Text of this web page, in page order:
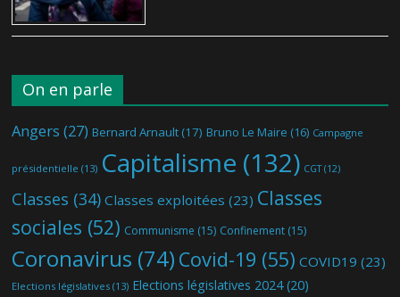
On en parle
Angers (27) Bernard Arnault (17) Bruno Le Maire (16) Campagne
présidentielle (13) Capitalisme (132) CGT(12)
Classes (34) Classes exploitées (23) Classes
sociales (52) Communisme (15) Confinement (15)
Coronavirus (74) Covid-19 (55) COVID19 (23)
Elections législatives (13) Elections législatives 2024(20)